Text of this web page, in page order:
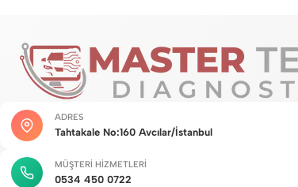
ADRES
Tahtakale No:160 Avcılar/İstanbul
MÜŞTERI HIZMETLERI
0534 450 0722